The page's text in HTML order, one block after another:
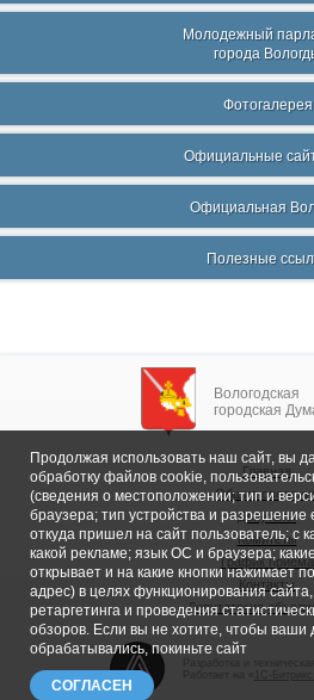
Молодежный
города
Фотогалерея
Официальные
Официальная
Полезные
Вологодская
городская
Главная
Общие
Депутаты
Комитеты
График приема
Контакты
Депутатские
1С-
Продолжая использовать наш сайт, вы
обработку файлов cookie,
(сведения о местоположении; тип и
браузера; тип устройства и разрешение
откуда пришел на сайт пользователь; с
какой рекламе; язык ОС и браузера;
открывает и на какие кнопки нажимает
адрес) в целях функционирования
ретаргетинга и проведения
обзоров. Если вы не хотите, чтобы ваши
обрабатывались, покиньте сайт
СОГЛАСЕН